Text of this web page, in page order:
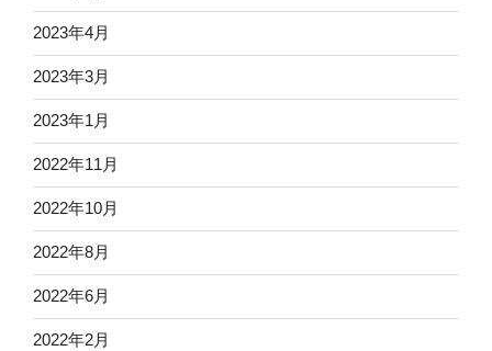
2023年4月
2023年3月
2023年1月
2022年11月
2022年10月
2022年8月
2022年6月
2022年2月